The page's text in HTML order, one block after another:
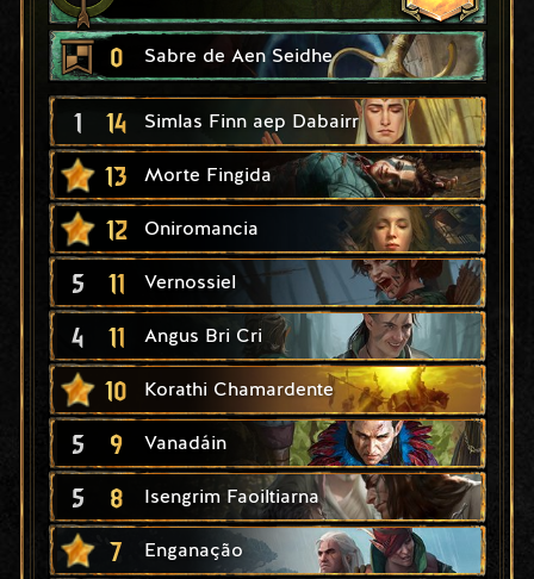
0 Sabre de Aen Seidhe
1 14 Simlas Finn aep Dabairr
13 Morte Fingida
12 Oniromancia
5 11 Vernossiel
4 11 Angus Bri Cri
10 Korathi Chamardente
5 9 Vanadáin
5 8 Isengrim Faoiltiarna
7 Enganação